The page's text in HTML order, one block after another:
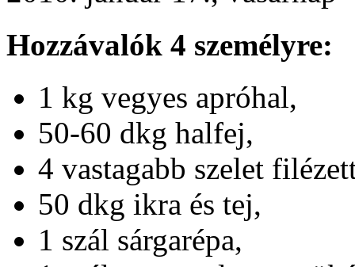
Hozzávalók 4 személyre:
1 kg vegyes apróhal,
50-60 dkg halfej,
4 vastagabb szelet
50 dkg ikra és tej,
1 szál sárgarépa,